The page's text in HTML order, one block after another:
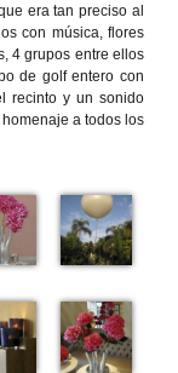
era tan preciso al
con música, flores
4 grupos entre ellos
de golf entero con
recinto y un sonido
a todos los